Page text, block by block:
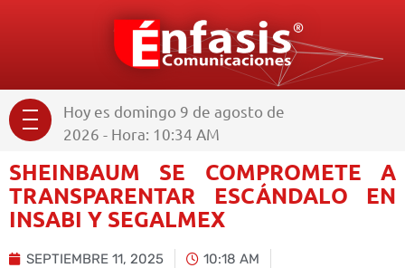
Hoy es domingo 9 de agosto de
2026 - Hora: 10:34 AM
SHEINBAUM SE COMPROMETE A
TRANSPARENTAR ESCÁNDALO EN
INSABI Y SEGALMEX
SEPTIEMBRE 11, 2025
10:18 AM